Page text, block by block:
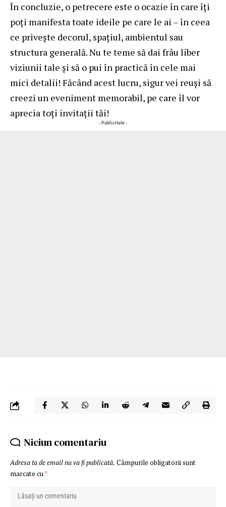
În concluzie, o petrecere este o ocazie în care îți
poți manifesta toate ideile pe care le ai – în ceea
ce privește decorul, spațiul, ambientul sau
structura generală. Nu te teme să dai frâu liber
viziunii tale și să o pui în practică în cele mai
mici detalii! Făcând acest lucru, sigur vei reuși să
creezi un eveniment memorabil, pe care îl vor
aprecia toți invitații tăi!
- Publicitate -
Niciun comentariu
Adresa ta de email nu va fi publicată. Câmpurile obligatorii sunt
marcate cu*